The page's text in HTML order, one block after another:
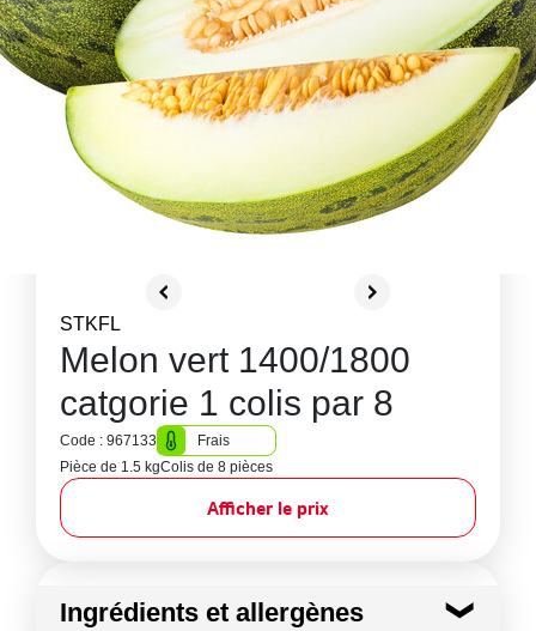
STKFL
Melon vert 1400/1800
catgorie 1 colis par 8
Code : 967133
Frais
Pièce de 1.5 kgColis de 8 pièces
Afficher le prix
Ingrédients et allergènes